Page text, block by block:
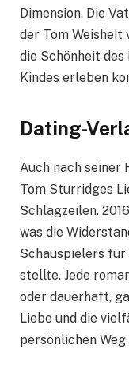
Dimension. Die
der Tom
die Schönheit des
Kindes erleben
Dating-
Auch nach
Tom Sturridges
Schlagzeilen.
was die
Schauspielers für
stellte. Jede
oder dauerhaft,
Liebe und die
persönlichen